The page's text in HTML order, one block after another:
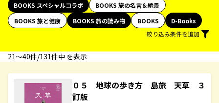
BOOKS スペシャルコラボ
BOOKS 旅の名言＆絶景
BOOKS 旅と健康
BOOKS 旅の読み物 BOOKS
D-Books
絞り込み条件を追加
21〜40件/131件中 を表示
０５ 地球の歩き方 島旅 天草 ３
訂版